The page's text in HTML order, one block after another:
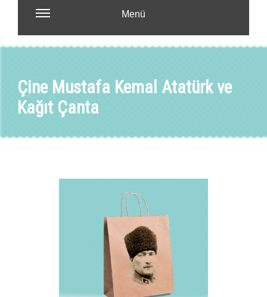
Menü
Çine Mustafa Kemal Atatürk ve
Kağıt Çanta